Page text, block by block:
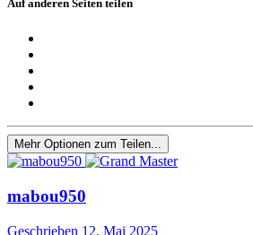
Auf anderen Seiten teilen
Mehr Optionen zum Teilen...
mabou950
Geschrieben 12. Mai 2025